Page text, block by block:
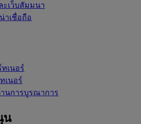
ะเว็บสัมมนา
าเชื่อถือ
เนอร์
เนอร์
นการบูรณาการ
น